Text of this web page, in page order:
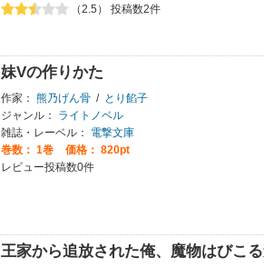
（2.5） 投稿数2件
妹Vの作りかた
作家： 熊乃げん骨 /
とり餡子
ジャンル：
ライトノベル
雑誌・レーベル：
電撃文庫
巻数： 1巻
価格： 820pt
レビュー投稿数0件
王家から追放された俺、魔物はびこ